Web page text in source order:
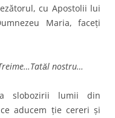
cu Apostolii lui
Maria, faceţi
nostru…
slobozirii lumii din
aducem ţie cereri şi